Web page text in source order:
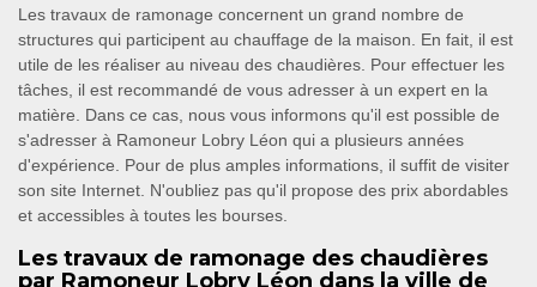
Les travaux de ramonage concernent un grand nombre de
structures qui participent au chauffage de la maison. En fait, il est
utile de les réaliser au niveau des chaudières. Pour effectuer les
tâches, il est recommandé de vous adresser à un expert en la
matière. Dans ce cas, nous vous informons qu'il est possible de
s'adresser à Ramoneur Lobry Léon qui a plusieurs années
d'expérience. Pour de plus amples informations, il suffit de visiter
son site Internet. N'oubliez pas qu'il propose des prix abordables
et accessibles à toutes les bourses.
Les travaux de ramonage des chaudières
par Ramoneur Lobry Léon dans la ville de